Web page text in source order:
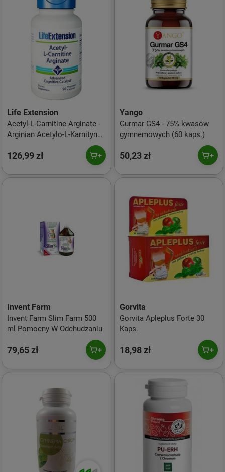
Life Extension
Acetyl-L-Carnitine Arginate -
Arginian Acetylo-L-Karnityny
126,99 zł
Yango
Gurmar GS4 - 75% kwasów
gymnemowych (60 kaps.)
50,23 zł
Invent Farm
Invent Farm Slim Farm 500
ml Pomocny W Odchudzaniu
79,65 zł
Gorvita
Gorvita Apleplus Forte 30
Kaps.
18,98 zł